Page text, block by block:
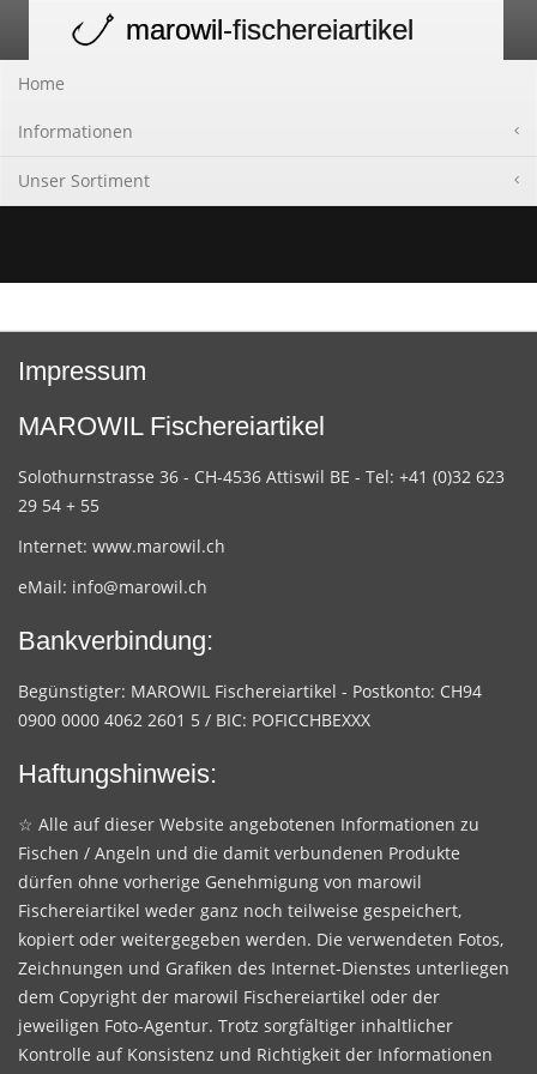
navigation
marowil-fischereiartikel
Home
Informationen
Unser Sortiment
Impressum
MAROWIL Fischereiartikel
Solothurnstrasse 36 - CH-4536 Attiswil BE - Tel: +41 (0)32 623
29 54 + 55
Internet: www.marowil.ch
eMail: info@marowil.ch
Bankverbindung:
Begünstigter: MAROWIL Fischereiartikel - Postkonto: CH94
0900 0000 4062 2601 5 / BIC: POFICCHBEXXX
Haftungshinweis:
☆ Alle auf dieser Website angebotenen Informationen zu
Fischen / Angeln und die damit verbundenen Produkte
dürfen ohne vorherige Genehmigung von marowil
Fischereiartikel weder ganz noch teilweise gespeichert,
kopiert oder weitergegeben werden. Die verwendeten Fotos,
Zeichnungen und Grafiken des Internet-Dienstes unterliegen
dem Copyright der marowil Fischereiartikel oder der
jeweiligen Foto-Agentur. Trotz sorgfältiger inhaltlicher
Kontrolle auf Konsistenz und Richtigkeit der Informationen